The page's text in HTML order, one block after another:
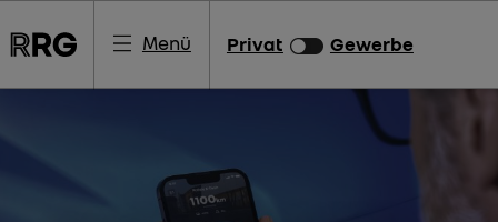
Menü Privat Gewerbe